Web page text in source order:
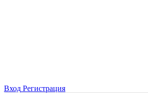
Вход Регистрация